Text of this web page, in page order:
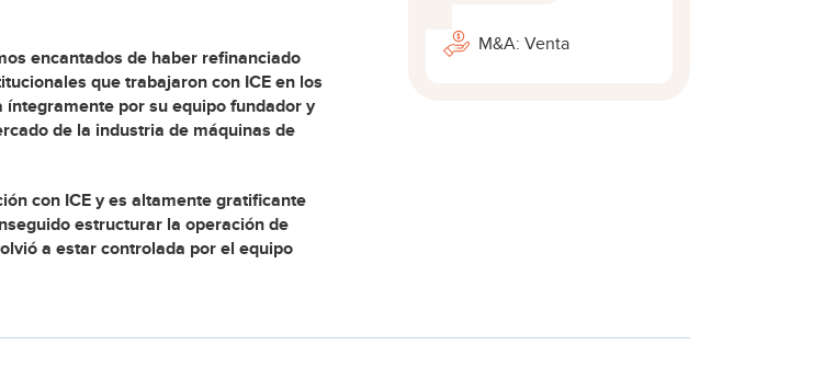
encantados de haber refinanciado
que trabajaron con ICE en los
por su equipo fundador y
de la industria de máquinas de
con ICE y es altamente gratificante
estructurar la operación de
a estar controlada por el equipo
M&A: Venta